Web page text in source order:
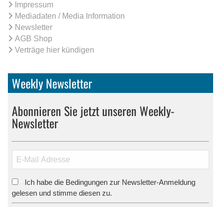
Impressum
Mediadaten / Media Information
Newsletter
AGB Shop
Verträge hier kündigen
Weekly Newsletter
Abonnieren Sie jetzt unseren Weekly-
Newsletter
Ich habe die Bedingungen zur Newsletter-Anmeldung
gelesen und stimme diesen zu.